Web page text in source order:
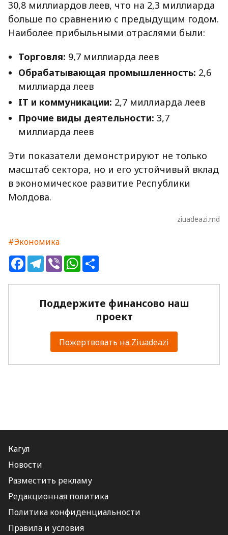
30,8 миллиардов леев, что на 2,3 миллиарда
больше по сравнению с предыдущим годом.
Наиболее прибыльными отраслями были:
Торговля: 9,7 миллиарда леев
Обрабатывающая промышленность: 2,6
миллиарда леев
IT и коммуникации: 2,7 миллиарда леев
Прочие виды деятельности: 3,7
миллиарда леев
Эти показатели демонстрируют не только
масштаб сектора, но и его устойчивый вклад
в экономическое развитие Республики
Молдова.
ziuadeazi.md
#Экономика
FacebookTelegram
ViberWhatsApp
Поддержите финансово наш
проект
Пожертвовать на Ziuadeazi
Кагул
Новости
Разместить рекламу
Редакционная политика
Политика конфиденциальности
Правила и условия